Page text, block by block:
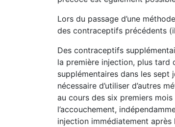
Lors du passage d’une
des contraceptifs précédents (il
Des contraceptifs
la première injection, plus tard
supplémentaires dans les sept
nécessaire d’utiliser d’autres
au cours des six premiers
l’accouchement,
injection immédiatement après